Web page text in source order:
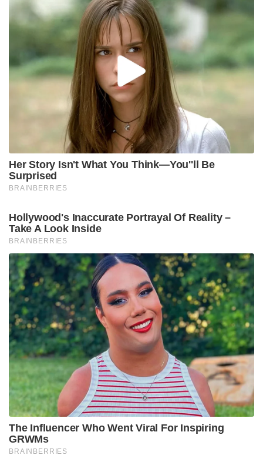
Her Story Isn't What You Think—You''ll Be
Surprised
BRAINBERRIES
Hollywood's Inaccurate Portrayal Of Reality –
Take A Look Inside
BRAINBERRIES
The Influencer Who Went Viral For Inspiring
GRWMs
BRAINBERRIES